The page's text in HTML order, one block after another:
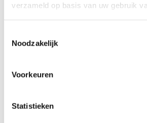
verzameld op basis van uw gebruik
Noodzakelijk
Voorkeuren
Statistieken